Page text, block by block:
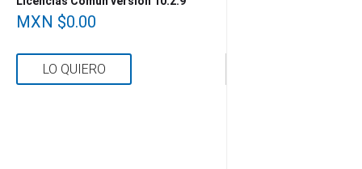
MXN $0.00
LO QUIERO